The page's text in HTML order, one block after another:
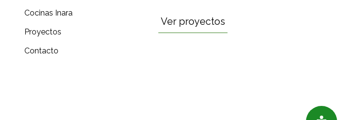
Cocinas Inara
Proyectos
Contacto
Ver proyectos